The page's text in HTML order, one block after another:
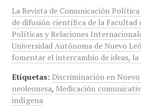
La Revista de Comunicación
de difusión científica de la Facultad
Políticas y Relaciones
Universidad Autónoma de Nuevo
fomentar el intercambio de ideas,
Etiquetas: Discriminación en
neoleonesa, Medicación
indígena